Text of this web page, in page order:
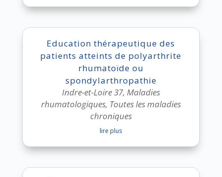
Education thérapeutique des
patients atteints de polyarthrite
rhumatoïde ou
spondylarthropathie
Indre-et-Loire 37, Maladies
rhumatologiques, Toutes les maladies
chroniques
lire plus